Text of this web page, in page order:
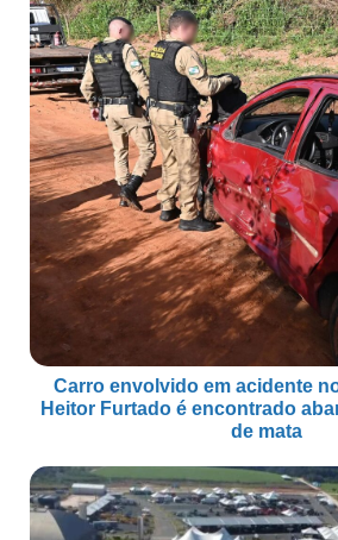
Carro envolvido em acidente
Heitor Furtado é encontrado
de mata